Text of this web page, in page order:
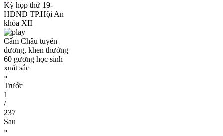
Kỳ họp thứ 19-
HĐND TP.Hội An
khóa XII
Cẩm Châu tuyên
dương, khen thưởng
60 gương học sinh
xuất sắc
«
Trước
1
/
237
Sau
»